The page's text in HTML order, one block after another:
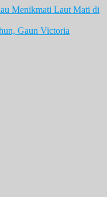
Menikmati Laut Mati di
Gaun Victoria